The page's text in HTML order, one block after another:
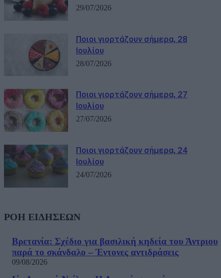
29/07/2026
Ποιοι γιορτάζουν σήμερα, 28
Ιουλίου
28/07/2026
Ποιοι γιορτάζουν σήμερα, 27
Ιουλίου
27/07/2026
Ποιοι γιορτάζουν σήμερα, 24
Ιουλίου
24/07/2026
ΡΟΗ ΕΙΔΗΣΕΩΝ
Βρετανία: Σχέδιο για βασιλική κηδεία του Άντριου
παρά το σκάνδαλο – Έντονες αντιδράσεις
09/08/2026